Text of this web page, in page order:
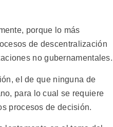
porque lo más
de descentralización
no gubernamentales.
el de que ninguna de
para lo cual se requiere
procesos de decisión.